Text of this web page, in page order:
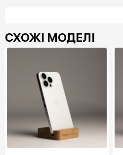
СХОЖІ МОДЕЛІ